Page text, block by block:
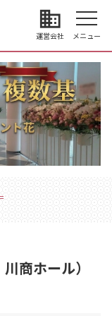
business
運営会社 メニュー
商ホール）